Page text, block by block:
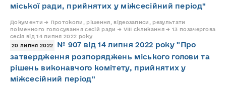
міської ради, прийнятих у міжсесійний період"
Документи → Протоколи, рішення, відеозаписи, результати
поіменного голосування сесій ради → VIII скликання → 13 позачергова
сесія від 14 липня 2022 року
20 липня 2022
№ 907 від 14 липня 2022 року "Про
затвердження розпоряджень міського голови та
рішень виконавчого комітету, прийнятих у
міжсесійний період"